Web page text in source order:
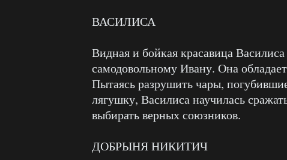
ВАСИЛИСА
Видная и бойкая красавица
самодовольному Ивану. Она
Пытаясь разрушить чары,
лягушку, Василиса научилась
выбирать верных союзников.
ДОБРЫНЯ НИКИТИЧ